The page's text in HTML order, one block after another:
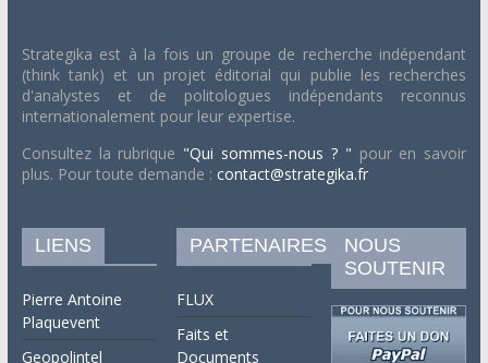
Strategika est à la fois un groupe de recherche indépendant
(think tank) et un projet éditorial qui publie les recherches
d'analystes et de politologues indépendants reconnus
internationalement pour leur expertise.
Consultez la rubrique "Qui sommes-nous ? " pour en savoir
plus. Pour toute demande : contact@strategika.fr
LIENS
Pierre Antoine
Plaquevent
Geopolintel
PARTENAIRES
FLUX
Faits et
Documents
NOUS
SOUTENIR